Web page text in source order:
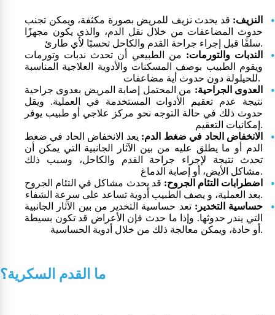
النزيف: قد يحدث نزيف للمريض بصورة مكثفة، ويمكن تجنب
حدوث المضاعفات من خلال نقل الدم، والذي يكون مجهزًا
سلفًا قبل إجراء جراحة القدم والكاحل تحسبًا لأي طارئ.
الندبات والتورمات: من الطبيعي أن تحدث ندبات وتورمات
ويقوم الطبيب بوصف المسكنات والأدوية العلاجية المناسبة
للحيلولة دون حدوث أية مضاعفات.
العدوى الجراحية: من المحتمل إصابة المريض بعدوى جراحية
نتيجة عدم تعقيم الأدوات المستخدمة في العملية. ويقل
حدوث ذلك في حالة التوجه نحو مركز علاجي أو طبيب يوفر
إمكانيات التعقيم.
الانخفاض الحاد في ضغط الدم: يعد الانخفاض الحاد في ضغط
الدم أو ما يطلق عليه من بين الآثار الجانبية التي يمكن أن
تحدث نتيجة لإجراء جراحة القدم والكاحل، وسبب ذلك
مشاكل الأيض، أو إصابة الدماغ.
اضطرابات التئام الجروح: قد يحدث مشاكل في التئام الجروح
بعد العملية، و يصف الطبيب أدوية تساعد على سرعة الشفاء.
حساسية التخدير: تعد حساسية التخدير من بين الآثار الجانبية
التي يندر حدوثها. وإذا ما حدث فإن الأعراض قد تكون بسيطة
أو حادة، ويمكن معالجة ذلك من خلال أدوية الحساسية.
ما القدم السكرية؟